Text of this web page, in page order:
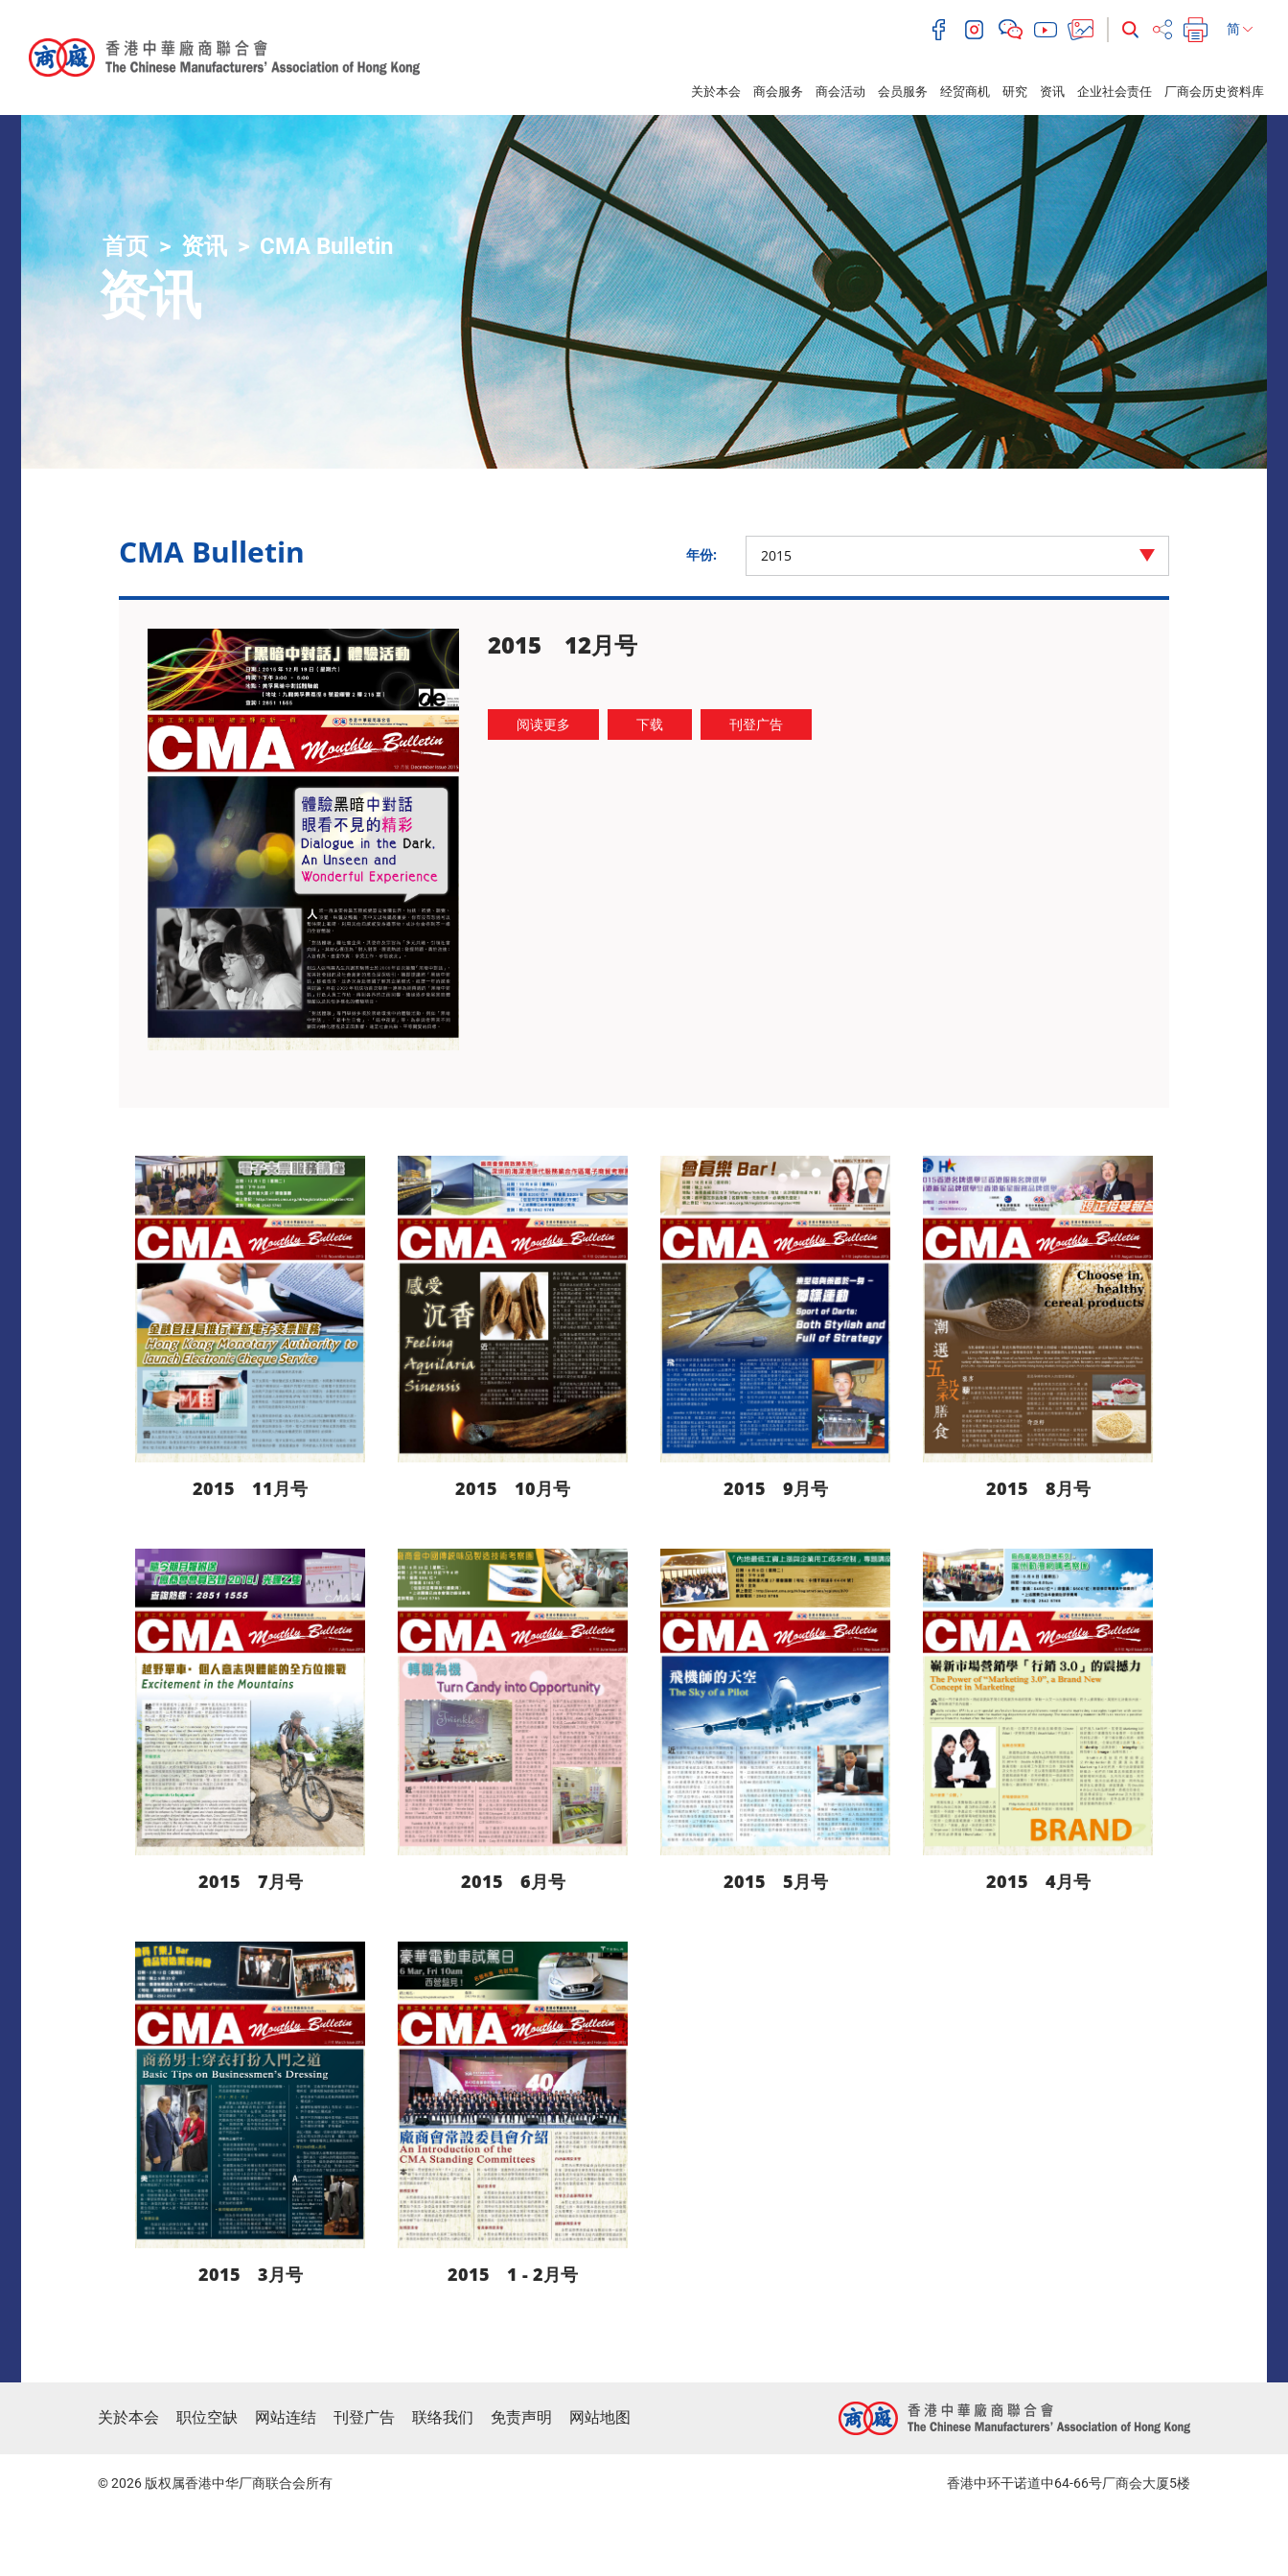
简
关於本会 商会服务 商会活动 会员服务 经贸商机 研究 资讯 企业社会责任 厂商会历史资料库
首页 资讯 CMA Bulletin
资讯
CMA Bulletin 年份: 2015
2015 12月号
阅读更多 下载 刊登广告
阅读更多
下载
2015 11月号
阅读更多
下载
2015 10月号
阅读更多
下载
2015 9月号
阅读更多
下载
2015 8月号
阅读更多
下载
2015 7月号
阅读更多
下载
2015 6月号 2015 5月号 2015 4月号
下载
2015 3月号
下载
2015 1 - 2月号
关於本会 职位空缺 网站连结 刊登广告 联络我们 免责声明 网站地图
© 2026 版权属香港中华厂商联合会所有 香港中环干诺道中64-66号厂商会大厦5楼